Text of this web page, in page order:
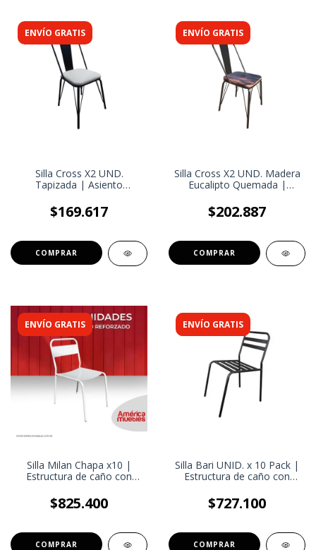
ENVÍO GRATIS
Silla Cross X2 UND.
Tapizada | Asiento
Ecocuero | Estilo industrial
$169.617
COMPRAR
ENVÍO GRATIS
Silla Cross X2 UND. Madera
Eucalipto Quemada |
Estilo Industrial | Silla
Quincho Galeria
$202.887
ENVÍO GRATIS
Silla Milan Chapa x10 |
Estructura de caño con
las Patas | Silla Eventos
Galerías
$825.400
ENVÍO GRATIS
Silla Bari UNID. x 10 Pack |
Estructura de caño con
las Patas | Silla Eventos
Galerías Exteriores
$727.100
COMPRAR